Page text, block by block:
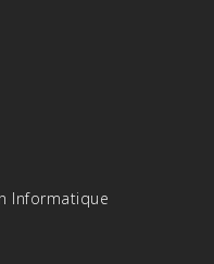
Informatique